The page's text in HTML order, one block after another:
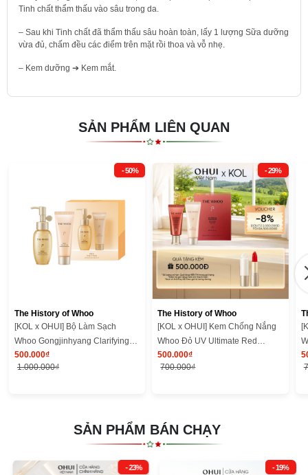
Loại da:
Dành cho mọi loại da
Hạn sử dụng: 3 năm kể từ ngày sản xuất (thông tin được in trên bao bì)
Tinh chất thẩm thấu vào sâu trong da.
– Sau khi Tinh chất đã thẩm thấu sâu hoàn toàn, lấy 1 lượng Sữa dưỡng
vừa đủ, chấm đều các điểm trên mặt rồi thoa và vỗ nhẹ.
– Kem dưỡng ➔ Kem mắt.
SẢN PHẨM LIÊN QUAN
- 50%
The History of Whoo
[KOL x OHUI] Bộ Làm Sạch
Whoo Gongjinhyang Clarifying
Cleansing Duo Kit
500.000₫
1.000.000₫
- 29%
The History of Whoo
[KOL x OHUI] Kem Chống Nắng
Whoo Đỏ UV Ultimate Red
Vitamin Sunscreen SE 25ml
500.000₫
700.000₫
SẢN PHẨM BÁN CHẠY
- 23% - 19%